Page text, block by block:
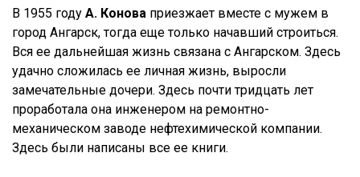
В 1955 году А. Конова приезжает вместе с мужем в
город Ангарск, тогда еще только начавший строиться.
Вся ее дальнейшая жизнь связана с Ангарском. Здесь
удачно сложилась ее личная жизнь, выросли
замечательные дочери. Здесь почти тридцать лет
проработала она инженером на ремонтно-
механическом заводе нефтехимической компании.
Здесь были написаны все ее книги.